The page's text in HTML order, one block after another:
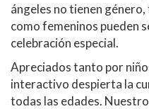
ángeles no tienen
como femeninos pueden
celebración especial.
Apreciados tanto por
interactivo despierta la
todas las edades.